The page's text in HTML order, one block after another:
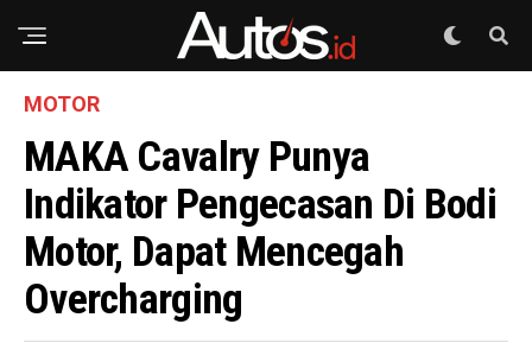
MOTOR
MAKA Cavalry Punya
Indikator Pengecasan Di Bodi
Motor, Dapat Mencegah
Overcharging